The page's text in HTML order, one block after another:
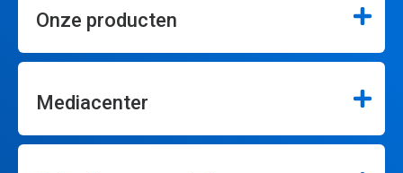
Onze producten
Mediacenter